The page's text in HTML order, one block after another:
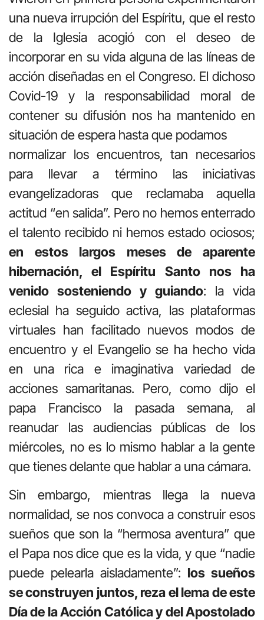
una nueva irrupción del Espíritu, que el resto
de la Iglesia acogió con el deseo de
incorporar en su vida alguna de las líneas de
acción diseñadas en el Congreso. El dichoso
Covid-19 y la responsabilidad moral de
contener su difusión nos ha mantenido en
situación de espera hasta que podamos
normalizar los encuentros, tan necesarios
para llevar a término las iniciativas
evangelizadoras que reclamaba aquella
actitud “en salida”. Pero no hemos enterrado
el talento recibido ni hemos estado ociosos;
en estos largos meses de aparente
hibernación, el Espíritu Santo nos ha
venido sosteniendo y guiando: la vida
eclesial ha seguido activa, las plataformas
virtuales han facilitado nuevos modos de
encuentro y el Evangelio se ha hecho vida
en una rica e imaginativa variedad de
acciones samaritanas. Pero, como dijo el
papa Francisco la pasada semana, al
reanudar las audiencias públicas de los
miércoles, no es lo mismo hablar a la gente
que tienes delante que hablar a una cámara.
Sin embargo, mientras llega la nueva
normalidad, se nos convoca a construir esos
sueños que son la “hermosa aventura” que
el Papa nos dice que es la vida, y que “nadie
puede pelearla aisladamente”: los sueños
se construyen juntos, reza el lema de este
Día de la Acción Católica y del Apostolado